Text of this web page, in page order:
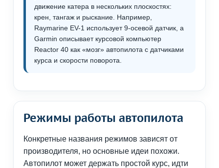
движение катера в нескольких плоскостях:
крен, тангаж и рыскание. Например,
Raymarine EV-1 использует 9-осевой датчик, а
Garmin описывает курсовой компьютер
Reactor 40 как «мозг» автопилота с датчиками
курса и скорости поворота.
Режимы работы автопилота
Конкретные названия режимов зависят от
производителя, но основные идеи похожи.
Автопилот может держать простой курс, идти